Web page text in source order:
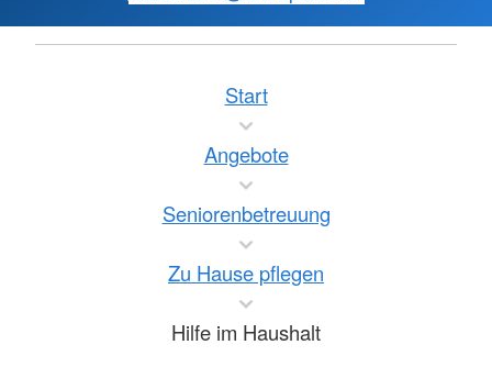
Start
Angebote
Seniorenbetreuung
Zu Hause pflegen
Hilfe im Haushalt